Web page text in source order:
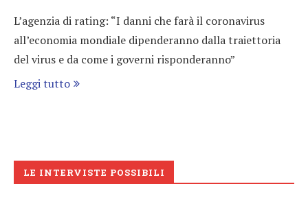
L’agenzia di rating: “I danni che farà il coronavirus
all’economia mondiale dipenderanno dalla traiettoria
del virus e da come i governi risponderanno”
Leggi tutto
LE INTERVISTE POSSIBILI